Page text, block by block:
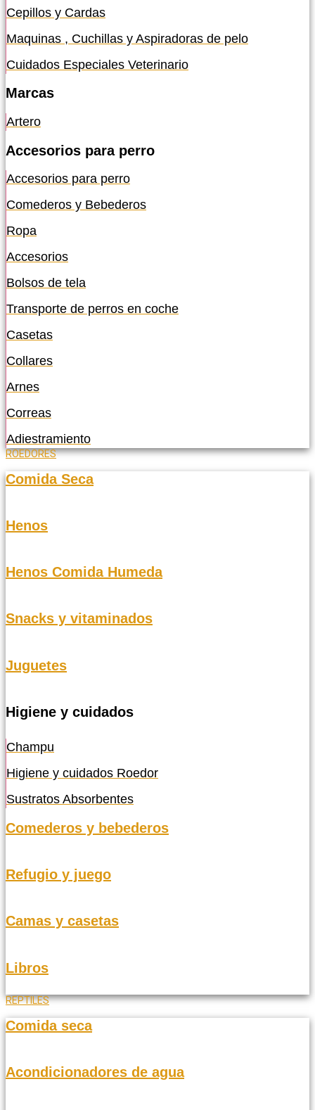
Cepillos y Cardas
Maquinas , Cuchillas y Aspiradoras de pelo
Cuidados Especiales Veterinario
Marcas
Artero
Accesorios para perro
Accesorios para perro
Comederos y Bebederos
Ropa
Accesorios
Bolsos de tela
Transporte de perros en coche
Casetas
Collares
Arnes
Correas
Adiestramiento
ROEDORES
Comida Seca
Henos
Henos Comida Humeda
Snacks y vitaminados
Juguetes
Higiene y cuidados
Champu
Higiene y cuidados Roedor
Sustratos Absorbentes
Comederos y bebederos
Refugio y juego
Camas y casetas
Libros
REPTILES
Comida seca
Acondicionadores de agua